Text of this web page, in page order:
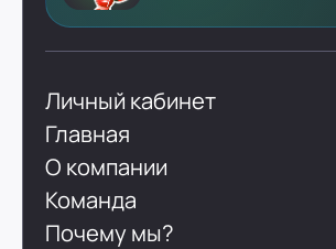
Личный кабинет
Главная
О компании
Команда
Почему мы?